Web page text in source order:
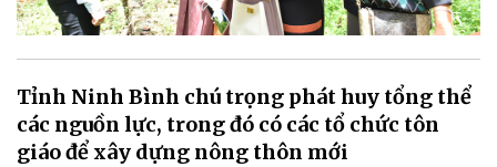
Tỉnh Ninh Bình chú trọng phát huy tổng thể
các nguồn lực, trong đó có các tổ chức tôn
giáo để xây dựng nông thôn mới